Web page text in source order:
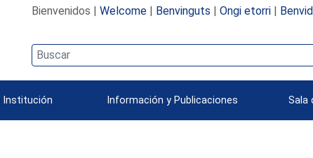
Bienvenidos | Welcome| Benvinguts | Ongi etorri|
Institución Información y Publicaciones Sala